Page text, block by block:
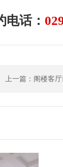
电话：
上一篇：阁楼客